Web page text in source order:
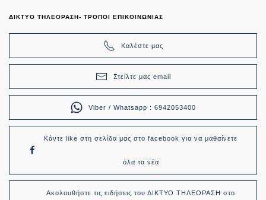
ΔΙΚΤΥΟ ΤΗΛΕΟΡΑΣΗ- ΤΡΟΠΟΙ ΕΠΙΚΟΙΝΩΝΙΑΣ
Καλέστε μας
Στείλτε μας email
Viber / Whatsapp : 6942053400
Κάντε like στη σελίδα μας στο facebook για να μαθαίνετε
όλα τα νέα
Ακολουθήστε τις ειδήσεις του ΔΙΚΤΥΟ ΤΗΛΕΟΡΑΣΗ στο